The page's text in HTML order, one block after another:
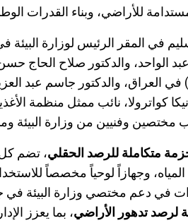
للأراضي، وبناء القدرات
في المقر الرئيس لوزارة البيئة
الواحد، والدكتور صلاح الحاج
في العراق، والدكتور جاسم عبد
كواترولا، نائب ممثل منظمة
مختصين وفنيين من وزارة البيئة
متكاملة للرصد الحقلي، تضم كل
وجهازاً لوحياً مخصصاً
في دعم مختصي وزارة البيئة في
لرصد تدهور الأراضي، بما يعزز